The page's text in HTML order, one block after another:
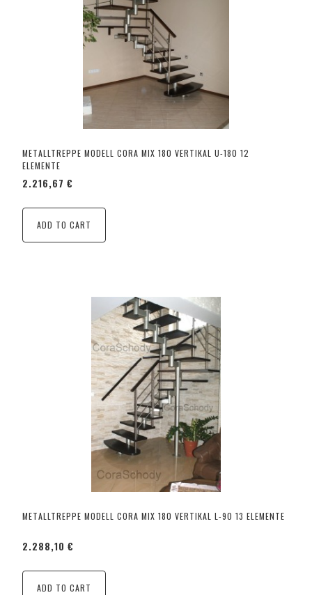
METALLTREPPE MODELL CORA MIX 180 VERTIKAL U-180 12
ELEMENTE
2.216,67 €
ADD TO CART
METALLTREPPE MODELL CORA MIX 180 VERTIKAL L-90 13 ELEMENTE
2.288,10 €
ADD TO CART